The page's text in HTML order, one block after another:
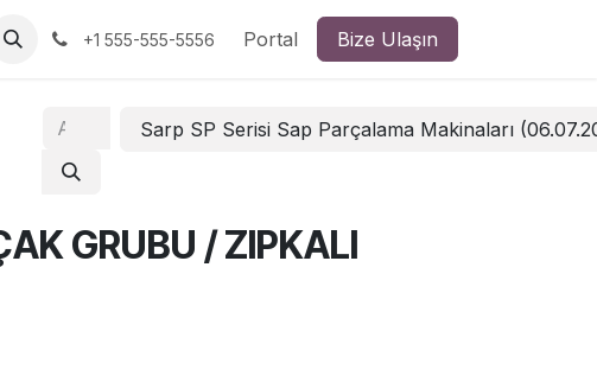
+1 555-555-5556 Portal Bize Ulaşın
Sarp SP Serisi Sap Parçalama Makinaları
GRUBU / ZIPKALI